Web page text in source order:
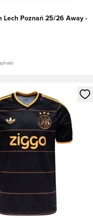
Lech Poznań 25/26 Away -
regisztrációhoz
modált a